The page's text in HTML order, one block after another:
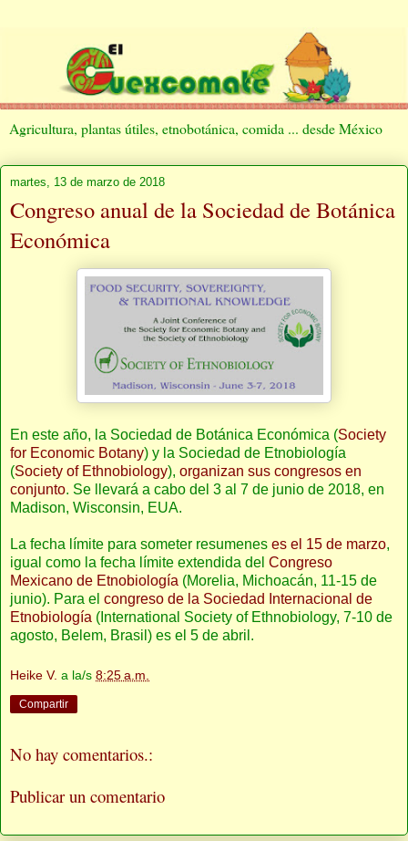
Agricultura, plantas útiles, etnobotánica, comida ... desde México
martes, 13 de marzo de 2018
Congreso anual de la Sociedad de Botánica
Económica
En este año, la Sociedad de Botánica Económica (Society
for Economic Botany) y la Sociedad de Etnobiología
(Society of Ethnobiology), organizan sus congresos en
conjunto. Se llevará a cabo del 3 al 7 de junio de 2018, en
Madison, Wisconsin, EUA.
La fecha límite para someter resumenes es el 15 de marzo,
igual como la fecha límite extendida del Congreso
Mexicano de Etnobiología (Morelia, Michoacán, 11-15 de
junio). Para el congreso de la Sociedad Internacional de
Etnobiología (International Society of Ethnobiology, 7-10 de
agosto, Belem, Brasil) es el 5 de abril.
Heike V. a la/s 8:25 a.m.
Compartir
No hay comentarios.:
Publicar un comentario